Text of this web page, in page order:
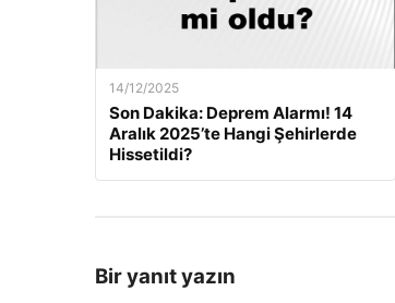
14/12/2025
Son Dakika: Deprem Alarmı! 14
Aralık 2025’te Hangi Şehirlerde
Hissetildi?
Bir yanıt yazın